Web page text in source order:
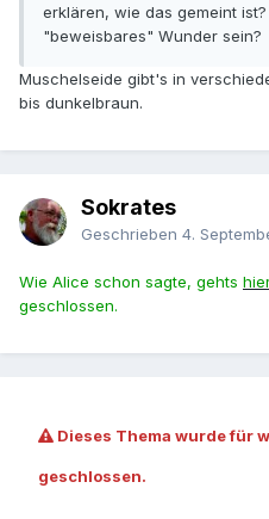
erklären, wie das gemeint
"beweisbares" Wunder sein?
Muschelseide gibt's in
bis dunkelbraun.
Sokrates
Geschrieben 4.
Wie Alice schon sagte, gehts
geschlossen.
Dieses Thema wurde für
geschlossen.